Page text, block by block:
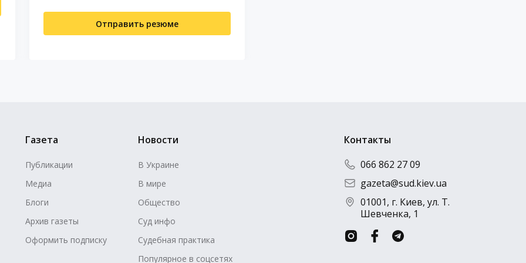
Отправить резюме
Газета
Публикации
Медиа
Блоги
Архив газеты
Оформить подписку
Новости
В Украине
В мире
Общество
Суд инфо
Судебная практика
Популярное в соцсетях
Контакты
066 862 27 09
gazeta@sud.kiev.ua
01001, г. Киев, ул. Т.
Шевченка, 1